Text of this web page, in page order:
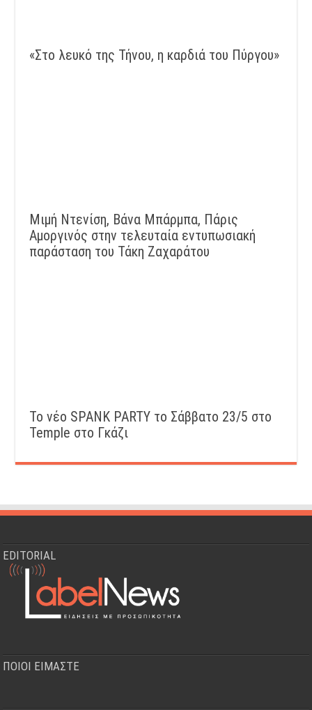
«Στο λευκό της Τήνου, η καρδιά του Πύργου»
Μιμή Ντενίση, Βάνα Μπάρμπα, Πάρις
Αμοργινός στην τελευταία εντυπωσιακή
παράσταση του Τάκη Ζαχαράτου
Το νέο SPANK PARTY το Σάββατο 23/5 στο
Temple στο Γκάζι
EDITORIAL
ΠΟΙΟΙ ΕΙΜΑΣΤΕ